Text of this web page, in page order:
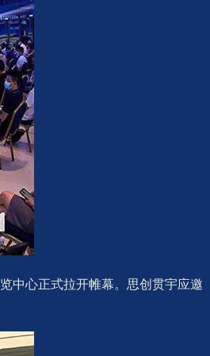
中心正式拉开帷幕。思创贯宇应邀